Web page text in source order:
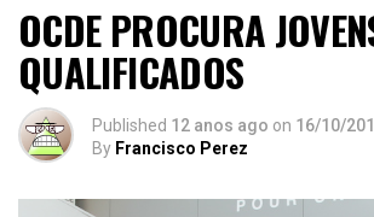
OCDE PROCURA
QUALIFICADOS
Published 12 anos ago on 16/10/
By Francisco Perez